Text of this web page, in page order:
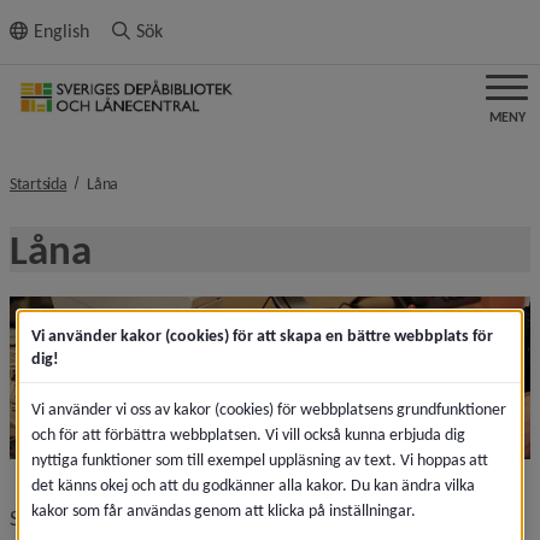
innehållet
English Sök
MENY
Startsida Låna
Låna
Sveriges depåbibliotek och lånecentral förmedlar lån till
Vi använder kakor (cookies) för att skapa en bättre webbplats för
dig!
Vi använder vi oss av kakor (cookies) för webbplatsens grundfunktioner
och för att förbättra webbplatsen. Vi vill också kunna erbjuda dig
nyttiga funktioner som till exempel uppläsning av text. Vi hoppas att
det känns okej och att du godkänner alla kakor. Du kan ändra vilka
kakor som får användas genom att klicka på inställningar.